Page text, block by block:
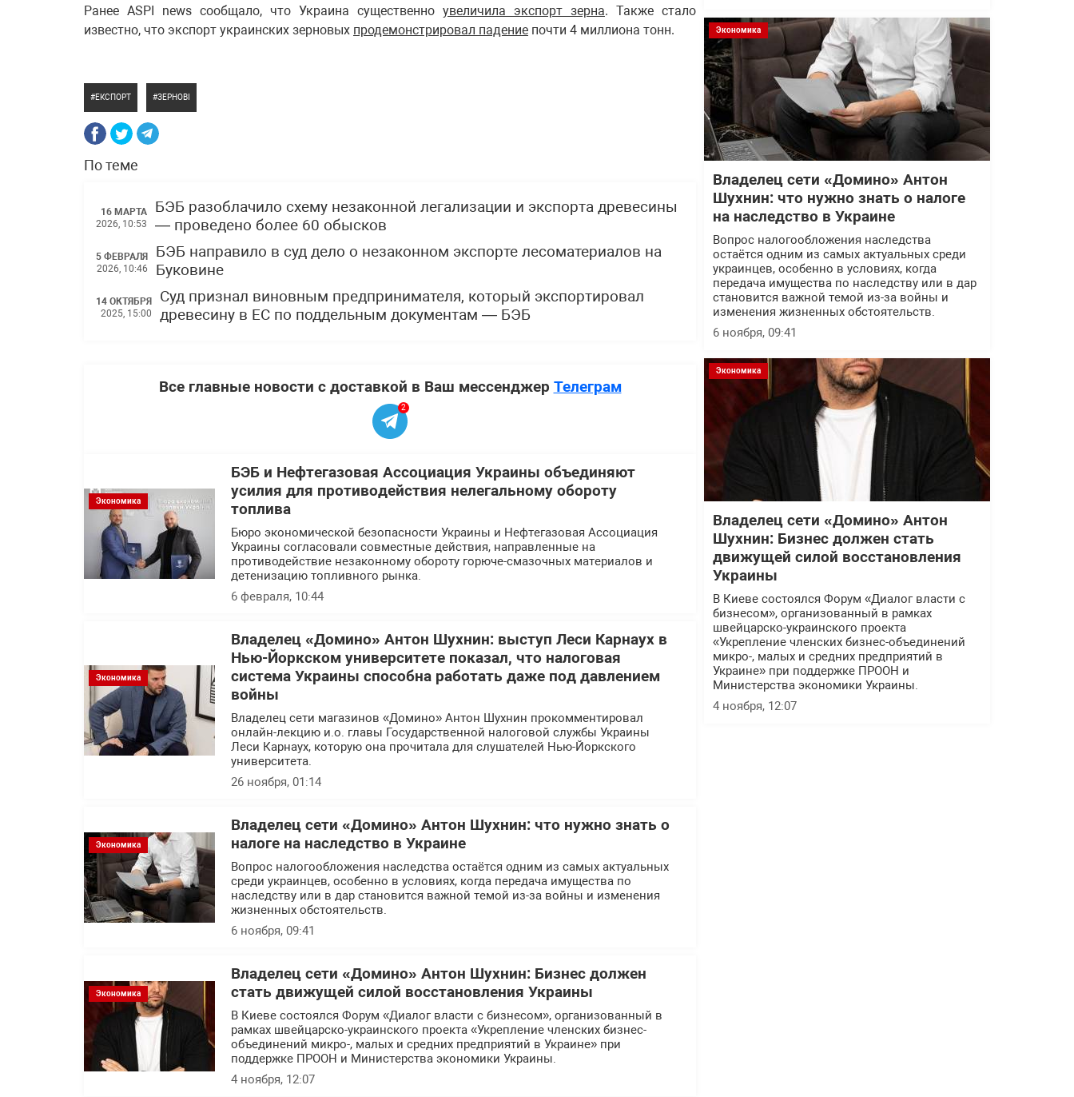
Ранее ASPI news сообщало, что Украина существенно увеличила экспорт зерна. Также стало
известно, что экспорт украинских зерновых продемонстрировал падение почти 4 миллиона тонн.
ЕКСПОРТ ЗЕРНОВІ
По теме
16 МАРТА
2026, 10:53
БЭБ разоблачило схему незаконной легализации и экспорта древесины
— проведено более 60 обысков
5 ФЕВРАЛЯ
2026, 10:46
БЭБ направило в суд дело о незаконном экспорте лесоматериалов на
Буковине
14 ОКТЯБРЯ
2025, 15:00
Суд признал виновным предпринимателя, который экспортировал
древесину в ЕС по поддельным документам — БЭБ
Все главные новости с доставкой в Ваш мессенджер Телеграм
2
Экономика
БЭБ и Нефтегазовая Ассоциация Украины объединяют
усилия для противодействия нелегальному обороту
топлива
Бюро экономической безопасности Украины и Нефтегазовая Ассоциация
Украины согласовали совместные действия, направленные на
противодействие незаконному обороту горюче-смазочных материалов и
детенизацию топливного рынка.
6 февраля, 10:44
Экономика
Владелец «Домино» Антон Шухнин: выступ Леси Карнаух в
Нью-Йоркском университете показал, что налоговая
система Украины способна работать даже под давлением
войны
Владелец сети магазинов «Домино» Антон Шухнин прокомментировал
онлайн-лекцию и.о. главы Государственной налоговой службы Украины
Леси Карнаух, которую она прочитала для слушателей Нью-Йоркского
университета.
26 ноября, 01:14
Экономика
Владелец сети «Домино» Антон Шухнин: что нужно знать о
налоге на наследство в Украине
Вопрос налогообложения наследства остаётся одним из самых актуальных
среди украинцев, особенно в условиях, когда передача имущества по
наследству или в дар становится важной темой из-за войны и изменения
жизненных обстоятельств.
6 ноября, 09:41
Экономика
Владелец сети «Домино» Антон Шухнин: Бизнес должен
стать движущей силой восстановления Украины
В Киеве состоялся Форум «Диалог власти с бизнесом», организованный в
рамках швейцарско-украинского проекта «Укрепление членских бизнес-
объединений микро-, малых и средних предприятий в Украине» при
поддержке ПРООН и Министерства экономики Украины.
4 ноября, 12:07
Экономика
Владелец сети «Домино» Антон
Шухнин: что нужно знать о налоге
на наследство в Украине
Вопрос налогообложения наследства
остаётся одним из самых актуальных среди
украинцев, особенно в условиях, когда
передача имущества по наследству или в дар
становится важной темой из-за войны и
изменения жизненных обстоятельств.
6 ноября, 09:41
Экономика
Владелец сети «Домино» Антон
Шухнин: Бизнес должен стать
движущей силой восстановления
Украины
В Киеве состоялся Форум «Диалог власти с
бизнесом», организованный в рамках
швейцарско-украинского проекта
«Укрепление членских бизнес-объединений
микро-, малых и средних предприятий в
Украине» при поддержке ПРООН и
Министерства экономики Украины.
4 ноября, 12:07